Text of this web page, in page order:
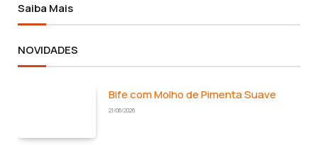
Saiba Mais
NOVIDADES
Bife com Molho de Pimenta Suave
21/06/2026